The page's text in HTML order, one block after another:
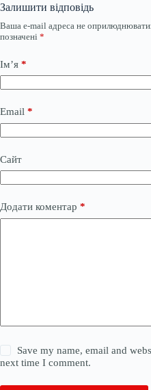
Залишити відповідь
Ваша e-mail адреса не
позначені *
Ім’я *
Email *
Сайт
Додати коментар *
Save my name, email and
next time I comment.